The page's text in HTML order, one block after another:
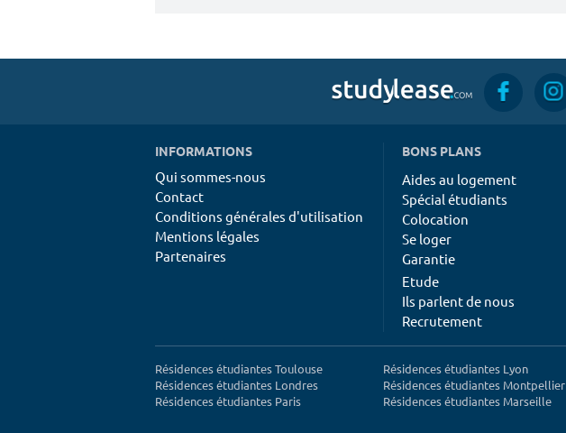
INFORMATIONS
Qui sommes-nous
Contact
Conditions générales d'utilisation
Mentions légales
Partenaires
BONS PLANS
Aides au logement
Spécial étudiants
Colocation
Se loger
Garantie
Etude
Ils parlent de nous
Recrutement
Résidences étudiantes Toulouse
Résidences étudiantes Londres
Résidences étudiantes Paris
Résidences étudiantes Lyon
Résidences étudiantes Montpellier
Résidences étudiantes Marseille